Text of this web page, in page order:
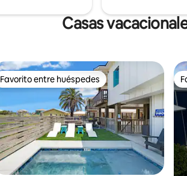
Casas
Favorito entre huéspedes
Favorito entre huéspedes